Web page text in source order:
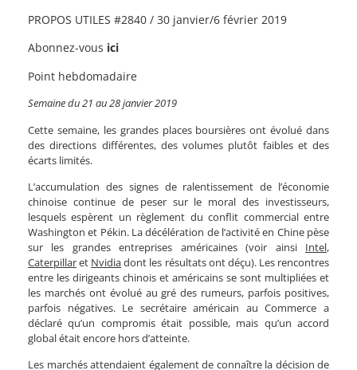
PROPOS UTILES #2840 / 30 janvier/6 février 2019
Abonnez-vous ici
Point hebdomadaire
Semaine du 21 au 28 janvier 2019
Cette semaine, les grandes places boursières ont évolué dans
des directions différentes, des volumes plutôt faibles et des
écarts limités.
L’accumulation des signes de ralentissement de l’économie
chinoise continue de peser sur le moral des investisseurs,
lesquels espèrent un règlement du conflit commercial entre
Washington et Pékin. La décélération de l’activité en Chine pèse
sur les grandes entreprises américaines (voir ainsi Intel,
Caterpillaret Nvidiadont les résultats ont déçu). Les rencontres
entre les dirigeants chinois et américains se sont multipliées et
les marchés ont évolué au gré des rumeurs, parfois positives,
parfois négatives. Le secrétaire américain au Commerce a
déclaré qu’un compromis était possible, mais qu’un accord
global était encore hors d’atteinte.
Les marchés attendaient également de connaître la décision de